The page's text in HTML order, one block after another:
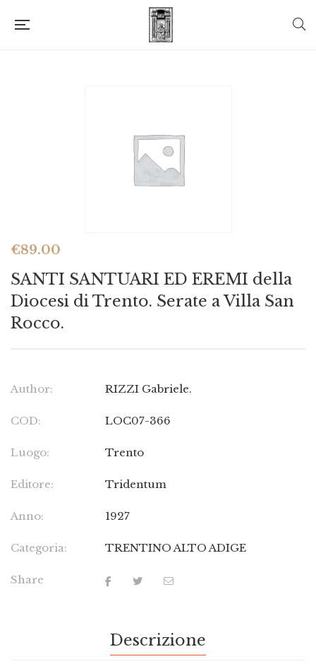
€89.00
SANTI SANTUARI ED EREMI della
Diocesi di Trento. Serate a Villa San
Rocco.
Author: RIZZI Gabriele.
COD: LOC07-366
Luogo: Trento
Editore: Tridentum
Anno: 1927
Categoria: TRENTINO ALTO ADIGE
Share
Descrizione